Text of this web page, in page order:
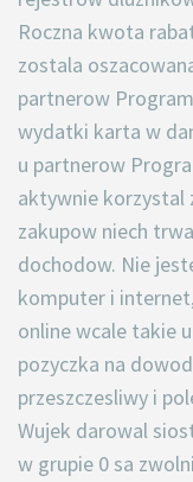
Roczna kwota
zostala
partnerow
wydatki karta w
u partnerow
aktywnie korzystal
zakupow niech
dochodow. Nie
komputer i
online wcale takie
pozyczka na
przeszczesliwy i
Wujek darowal
w grupie 0 sa